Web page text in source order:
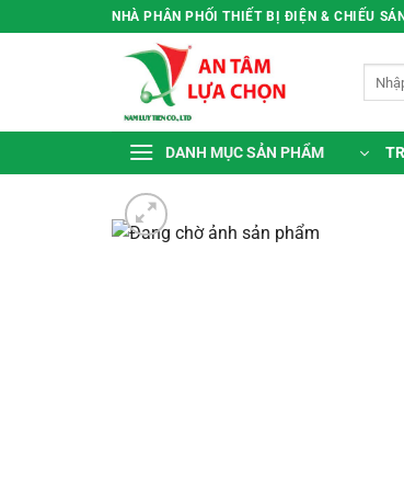
qua
NHÀ PHÂN PHỐI THIẾT BỊ ĐIỆN & CHIẾU
DANH MỤC SẢN PHẨM